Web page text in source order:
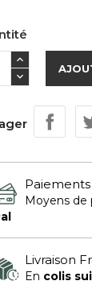
Moyens
Livraison
En colis